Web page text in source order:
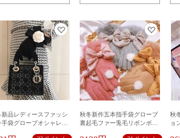
新品レディースファッシ
手袋グローブオシャレ花
秋冬新作五本指手袋グローブ
裏起毛ファー兎毛リボンボン
秋
ョ